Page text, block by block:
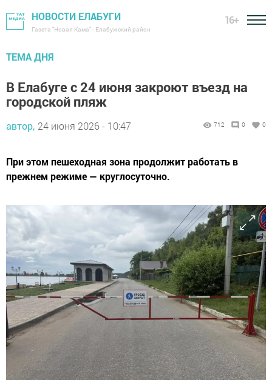
НОВОСТИ ЕЛАБУГИ
Газета "Новая Кама" - Елабужский район
16+
ТЕМА ДНЯ
В Елабуге с 24 июня закроют въезд на
городской пляж
автор, 24 июня 2026 - 10:47 712 0 0
При этом пешеходная зона продолжит работать в
прежнем режиме — круглосуточно.